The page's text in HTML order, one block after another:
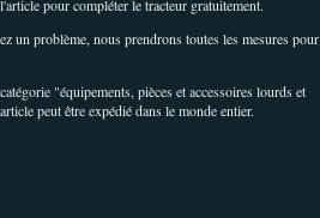
pour compléter le tracteur gratuitement.
un problème, nous prendrons toutes les mesures pour
"équipements, pièces et accessoires lourds et
peut être expédié dans le monde entier.